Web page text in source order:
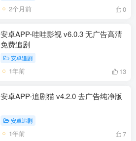
2个月前 0
安卓APP-哇哇影视 v6.0.3 无广告高清
免费追剧
安卓追剧
1年前 13
安卓APP-追剧猫 v4.2.0 去广告纯净版
安卓追剧
1年前 7